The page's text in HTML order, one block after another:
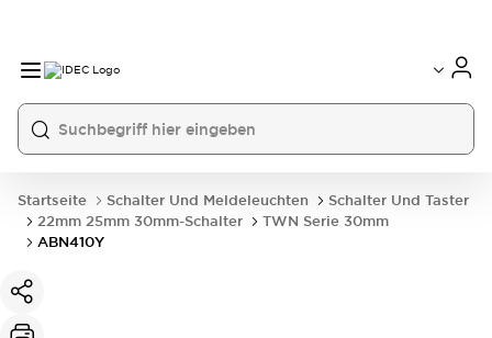
Startseite Schalter Und Meldeleuchten
Schalter Und Taster
22mm 25mm 30mm-Schalter
TWN Serie 30mm
ABN410Y